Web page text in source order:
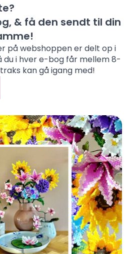
& få den sendt til din
på webshoppen er delt op i
du i hver e-bog får mellem 8-
kan gå igang med!